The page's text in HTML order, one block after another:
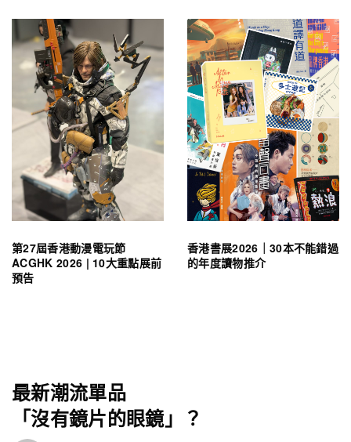
第27屆香港動漫電玩節
ACGHK 2026 | 10大重點展前
預告
香港書展2026｜30本不能錯過
的年度讀物推介
最新潮流單品
「沒有鏡片的眼鏡」？